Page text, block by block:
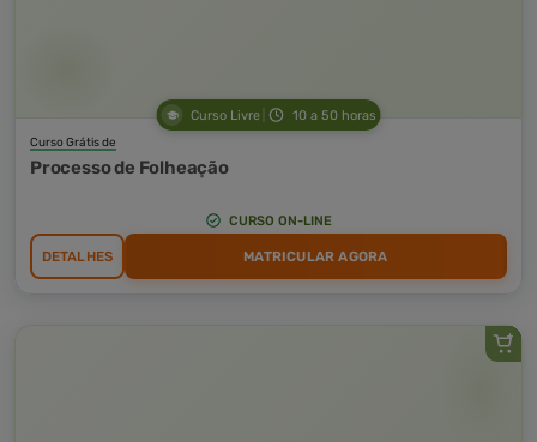
Curso Livre 10 a 50 horas
Curso Grátis de
Processo de Folheação
CURSO ON-LINE
DETALHES MATRICULAR AGORA